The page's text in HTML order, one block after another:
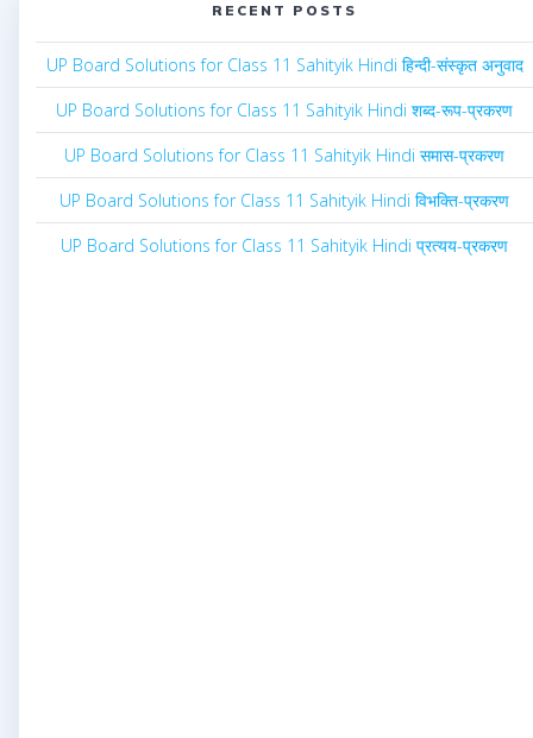
RECENT POSTS
UP Board Solutions for Class 11 Sahityik Hindi हिन्दी-संस्कृत अनुवाद
UP Board Solutions for Class 11 Sahityik Hindi शब्द-रूप-प्रकरण
UP Board Solutions for Class 11 Sahityik Hindi समास-प्रकरण
UP Board Solutions for Class 11 Sahityik Hindi विभक्ति-प्रकरण
UP Board Solutions for Class 11 Sahityik Hindi प्रत्यय-प्रकरण